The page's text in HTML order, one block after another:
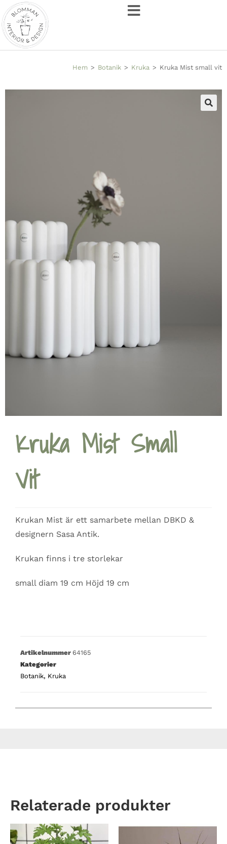
Hem > Botanik > Kruka > Kruka Mist small vit
Kruka Mist Small
Vit
Krukan Mist är ett samarbete mellan DBKD &
designern Sasa Antik.
Krukan finns i tre storlekar
small diam 19 cm Höjd 19 cm
Artikelnummer 64165
Kategorier
Botanik, Kruka
Relaterade produkter